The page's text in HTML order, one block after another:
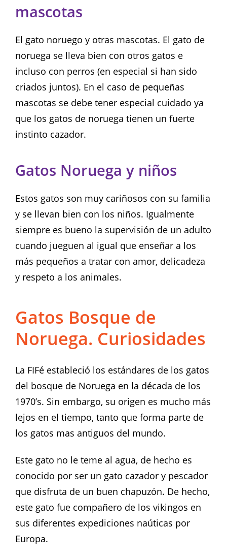
mascotas
El gato noruego y otras mascotas. El gato de
noruega se lleva bien con otros gatos e
incluso con perros (en especial si han sido
criados juntos). En el caso de pequeñas
mascotas se debe tener especial cuidado ya
que los gatos de noruega tienen un fuerte
instinto cazador.
Gatos Noruega y niños
Estos gatos son muy cariñosos con su familia
y se llevan bien con los niños. Igualmente
siempre es bueno la supervisión de un adulto
cuando jueguen al igual que enseñar a los
más pequeños a tratar con amor, delicadeza
y respeto a los animales.
Gatos Bosque de
Noruega. Curiosidades
La FIFé estableció los estándares de los gatos
del bosque de Noruega en la década de los
1970’s. Sin embargo, su origen es mucho más
lejos en el tiempo, tanto que forma parte de
los gatos mas antiguos del mundo.
Este gato no le teme al agua, de hecho es
conocido por ser un gato cazador y pescador
que disfruta de un buen chapuzón. De hecho,
este gato fue compañero de los vikingos en
sus diferentes expediciones naúticas por
Europa.